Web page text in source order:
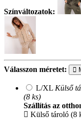
Színváltozatok:
Válasszon méretet:
L/XL Külső
(8 ks)
Szállítás az
Külső tároló (8